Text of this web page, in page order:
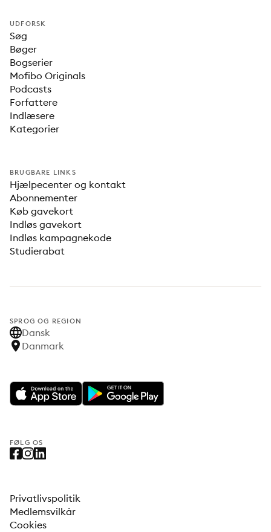
UDFORSK
Søg
Bøger
Bogserier
Mofibo Originals
Podcasts
Forfattere
Indlæsere
Kategorier
BRUGBARE LINKS
Hjælpecenter og kontakt
Abonnementer
Køb gavekort
Indløs gavekort
Indløs kampagnekode
Studierabat
SPROG OG REGION
Dansk
Danmark
FØLG OS
Privatlivspolitik
Medlemsvilkår
Cookies